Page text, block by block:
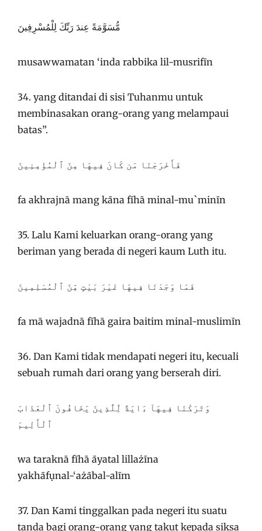
مُّسَوَّمَةً عِندَ رَبِّكَ لِلْمُسْرِفِينَ
musawwamatan ‘inda rabbika lil-musrifīn
34. yang ditandai di sisi Tuhanmu untuk
membinasakan orang-orang yang melampaui
batas”.
فَأَخْرَجْنَا مَن كَانَ فِيهَا مِنَ ٱلْمُؤْمِنِينَ
fa akhrajnā mang kāna fīhā minal-mu`minīn
35. Lalu Kami keluarkan orang-orang yang
beriman yang berada di negeri kaum Luth itu.
فَمَا وَجَدْنَا فِيهَا غَيْرَ بَيْتٍ مِّنَ ٱلْمُسْلِمِينَ
fa mā wajadnā fīhā gaira baitim minal-muslimīn
36. Dan Kami tidak mendapati negeri itu, kecuali
sebuah rumah dari orang yang berserah diri.
وَتَرَكْنَا فِيهَآ ءَايَةً لِّلَّذِينَ يَخَافُونَ ٱلْعَذَابَ
ٱلْأَلِيمَ
wa taraknā fīhā āyatal lillażīna
yakhāfụnal-‘ażābal-alīm
37. Dan Kami tinggalkan pada negeri itu suatu
tanda bagi orang-orang yang takut kepada siksa